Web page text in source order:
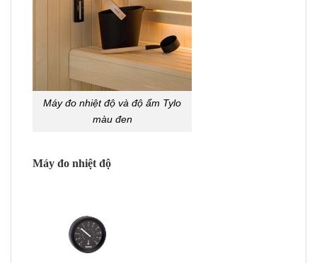
Máy đo nhiệt độ và độ ẩm Tylo
màu đen
Máy đo nhiệt độ